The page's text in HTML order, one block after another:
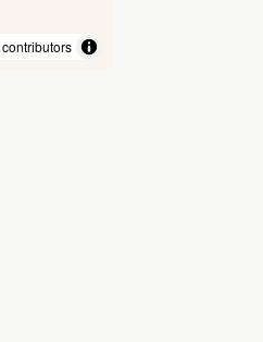
contributors